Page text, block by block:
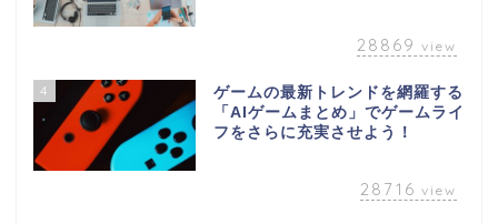
28869 view
4
ゲームの最新トレンドを網羅する
「AIゲームまとめ」でゲームライ
フをさらに充実させよう！
28716 view